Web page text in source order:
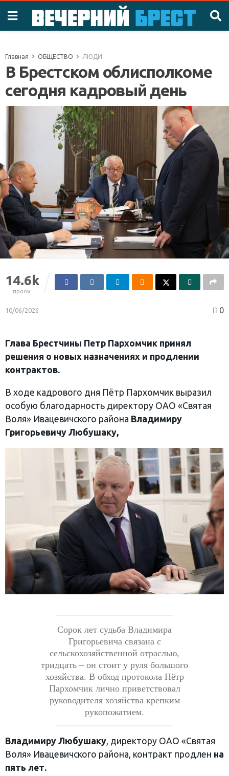
Главная ОБЩЕСТВО ЛЮДИ
В Брестском облисполкоме
сегодня кадровый день
14.6k
просм.
10/06/2026 0
Глава Брестчины Петр Пархомчик принял
решения о новых назначениях и продлении
контрактов.
В ходе кадрового дня Пётр Пархомчик выразил
особую благодарность директору ОАО «Святая
Воля» Ивацевичского района Владимиру
Григорьевичу Любушаку,
Сорок лет судьба Владимира
Григорьевича связана с
сельскохозяйственной отраслью,
тридцать – он стоит у руля большого
хозяйства. В обход протокола Пётр
Пархомчик лично приветствовал
руководителя хозяйства крепким
рукопожатием.
Владимиру Любушаку , директору ОАО «Святая
Воля» Ивацевичского района, контракт продлен на
пять лет.